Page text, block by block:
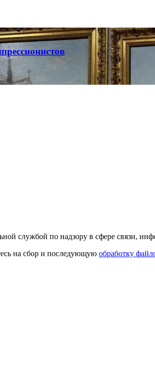
службой по надзору в сфере связи,
на сбор и последующую обработку